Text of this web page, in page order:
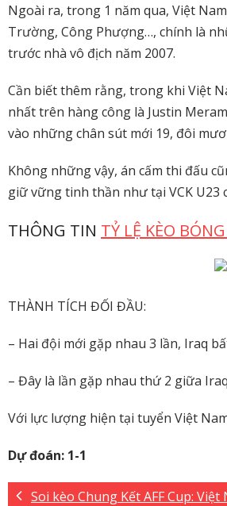
Ngoài ra, trong 1 năm qua, Việt
Trường, Công Phượng…, chính là
trước nhà vô địch năm 2007.
Cần biết thêm rằng, trong khi Việt
nhất trên hàng công là Justin
vào những chân sút mới 19, đôi
Không những vậy, án cấm thi đấu
giữ vững tinh thần như tại VCK U23
THÔNG TIN TỶ LỆ KÈO
THÀNH TÍCH ĐỐI ĐẦU:
– Hai đội mới gặp nhau 3 lần, Iraq
– Đây là lần gặp nhau thứ 2 giữa
Với lực lượng hiện tại tuyển Việt
Dự đoán: 1-1
Soi kèo Chung Kết AFF Cup: